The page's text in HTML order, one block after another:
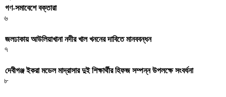
গণ-সমাবেশে বক্তারা
৬
জলঢাকায় আউলিয়াখানা নদীর খাল খননের দাবিতে মানববন্ধন
৭
দেবীগঞ্জ ইকরা মডেল মাদ্রাসার দুই শিক্ষার্থীর হিফজ সম্পন্ন উপলক্ষে সংবর্ধনা
৮